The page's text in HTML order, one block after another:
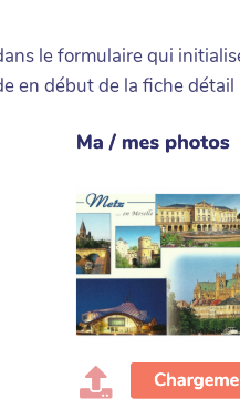
le formulaire qui
en début de la fiche détail